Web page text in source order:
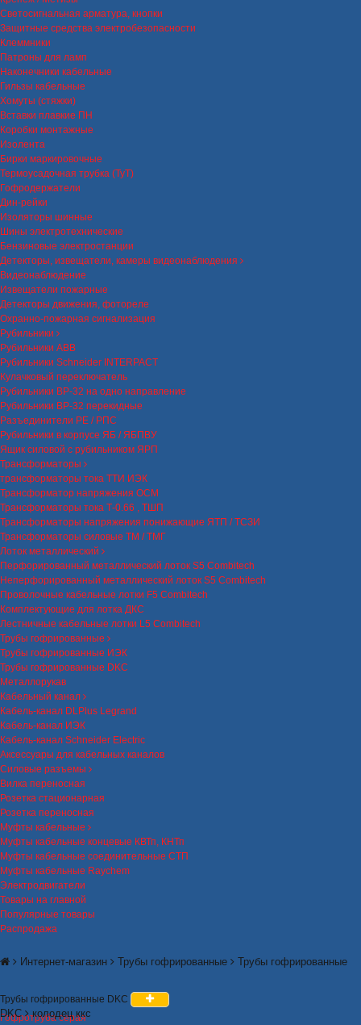
Светосигнальная арматура, кнопки
Защитные средства электробезопасности
Клеммники
Патроны для ламп
Наконечники кабельные
Гильзы кабельные
Хомуты (стяжки)
Вставки плавкие ПН
Коробки монтажные
Изолента
Бирки маркировочные
Термоусадочная трубка (ТуТ)
Гофродержатели
Дин-рейки
Изоляторы шинные
Шины электротехнические
Бензиновые электростанции
Детекторы, извещатели, камеры видеонаблюдения
Видеонаблюдение
Извещатели пожарные
Детекторы движения, фотореле
Охранно-пожарная сигнализация
Рубильники
Рубильники ABB
Рубильники Schneider INTERPACT
Кулачковый переключатель
Рубильники ВР-32 на одно направление
Рубильники ВР-32 перекидные
Разъединители РЕ / РПС
Рубильники в корпусе ЯБ / ЯБПВУ
Ящик силовой с рубильником ЯРП
Трансформаторы
трансформаторы тока ТТИ ИЭК
Трансформатор напряжения ОСМ
Трансформаторы тока Т-0.66 , ТШП
Трансформаторы напряжения понижающие ЯТП / ТСЗИ
Трансформаторы силовые ТМ / ТМГ
Лоток металлический
Перфорированный металлический лоток S5 Combitech
Неперфорированный металлический лоток S5 Combitech
Проволочные кабельные лотки F5 Combitech
Комплектующие для лотка ДКС
Лестничные кабельные лотки L5 Combitech
Трубы гофрированные
Трубы гофрированные ИЭК
Трубы гофрированные DKC
Металлорукав
Кабельный канал
Кабель-канал DLPlus Legrand
Кабель-канал ИЭК
Кабель-канал Schneider Electric
Аксессуары для кабельных каналов
Силовые разъемы
Вилка переносная
Розетка стационарная
Розетка переносная
Муфты кабельные
Муфты кабельные концевые КВТп, КНТп
Муфты кабельные соединительные СТП
Муфты кабельные Raychem
Электродвигатели
Товары на главной
Популярные товары
Распродажа
Интернет-магазин Трубы гофрированные Трубы гофрированные
DKC колодец ккс
Трубы гофрированные DKC
Гофротруба серая